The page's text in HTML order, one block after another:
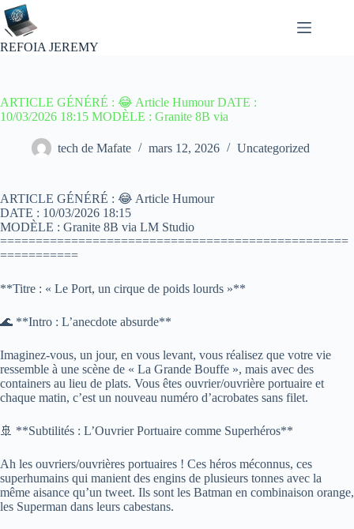
Passer
au
contenu
REFOIA JEREMY
ARTICLE GÉNÉRÉ : 😂 Article Humour DATE :
10/03/2026 18:15 MODÈLE : Granite 8B via
tech de Mafate mars 12, 2026 Uncategorized
ARTICLE GÉNÉRÉ : 😂 Article Humour
DATE : 10/03/2026 18:15
MODÈLE : Granite 8B via LM Studio
=================================================
===========
**Titre : « Le Port, un cirque de poids lourds »**
🌊 **Intro : L’anecdote absurde**
Imaginez-vous, un jour, en vous levant, vous réalisez que votre vie
ressemble à une scène de « La Grande Bouffe », mais avec des
containers au lieu de plats. Vous êtes ouvrier/ouvrière portuaire et
chaque matin, c’est un nouveau numéro d’acrobates sans filet.
🚢 **Subtilités : L’Ouvrier Portuaire comme Superhéros**
Ah les ouvriers/ouvrières portuaires ! Ces héros méconnus, ces
superhumains qui manient des engins de plusieurs tonnes avec la
même aisance qu’un tweet. Ils sont les Batman en combinaison orange,
les Superman dans leurs cabestans.